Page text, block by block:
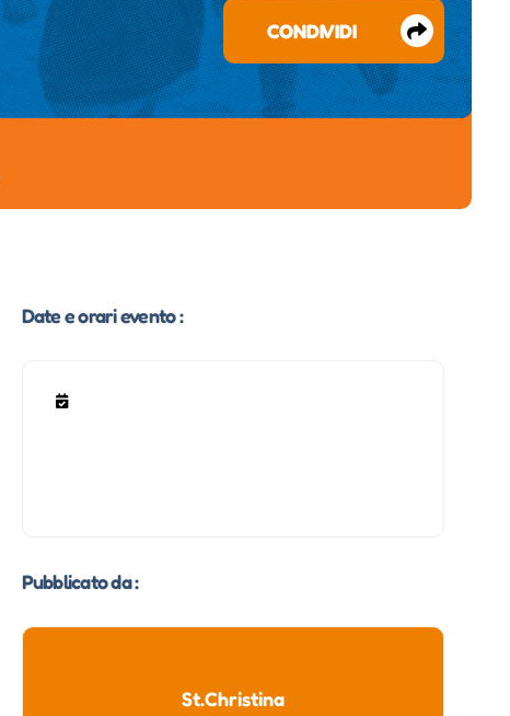
CONDIVIDI
Date e orari evento :
Pubblicato da :
St.Christina